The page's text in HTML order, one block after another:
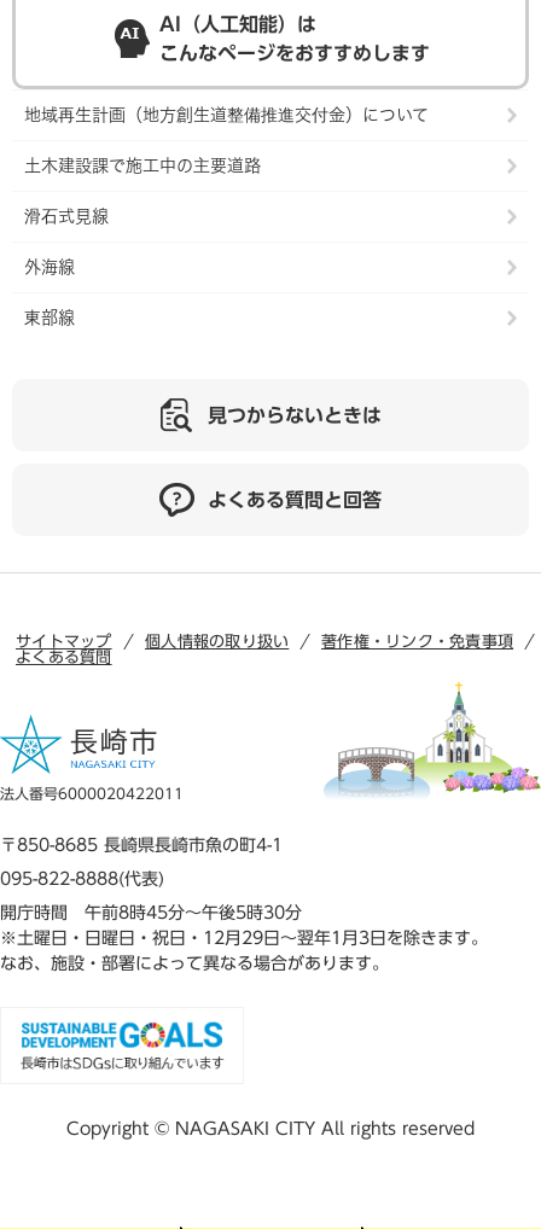
AI（人工知能）は
こんなページをおすすめします
地域再生計画（地方創生道整備推進交付金）について
土木建設課で施工中の主要道路
滑石式見線
外海線
東部線
見つからないときは
よくある質問と回答
サイトマップ 個人情報の取り扱い
著作権・リンク・免責事項
よくある質問
法人番号6000020422011
〒850-8685 長崎県長崎市魚の町4-1
095-822-8888(代表)
開庁時間 午前8時45分～午後5時30分
※土曜日・日曜日・祝日・12月29日～翌年1月3日を除きます。
なお、施設・部署によって異なる場合があります。
Copyright © NAGASAKI CITY All rights reserved